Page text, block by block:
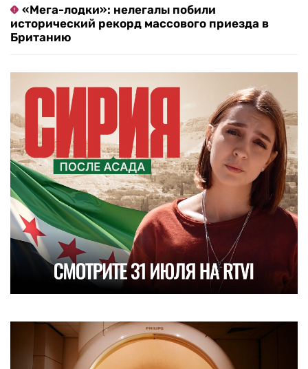
«Мега-лодки»: нелегалы побили
исторический рекорд массового приезда в
Британию